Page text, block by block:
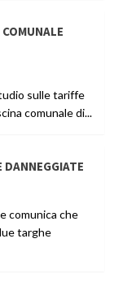
sulle tariffe
comunale di...
comunica che
targhe